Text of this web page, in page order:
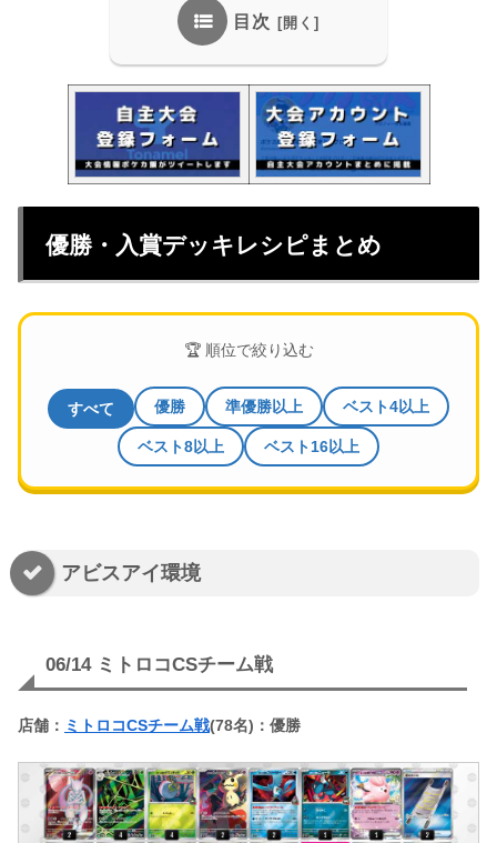
目次
優勝・入賞デッキレシピまとめ
🏆 順位で絞り込む
すべて 優勝 準優勝以上 ベスト4以上
ベスト8以上 ベスト16以上
アビスアイ環境
06/14 ミトロコCSチーム戦
店舗： ミトロコCSチーム戦(78名)：優勝